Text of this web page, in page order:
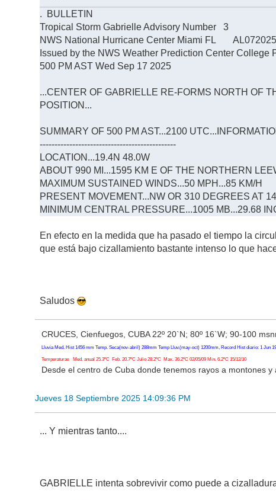
. BULLETIN
Tropical Storm Gabrielle Advisory Number 3
NWS National Hurricane Center Miami FL AL072025
Issued by the NWS Weather Prediction Center College
500 PM AST Wed Sep 17 2025
...CENTER OF GABRIELLE RE-FORMS NORTH OF
POSITION...
SUMMARY OF 500 PM AST...2100
----------------------------------------------
LOCATION...19.4N 48.0W
ABOUT 990 MI...1595 KM E OF THE NORTHERN
MAXIMUM SUSTAINED WINDS...50 MPH...85 KM/H
PRESENT MOVEMENT...NW OR 310 DEGREES AT
MINIMUM CENTRAL PRESSURE...1005 MB...29.68
En efecto en la medida que ha pasado el tiempo la
que está bajo cizallamiento bastante intenso lo que
Saludos
CRUCES, Cienfuegos, CUBA 22º 20`N; 80º 16`W; 90-100
Lluvia Med. Hist 1456 mm Temp. Seca(nov-abril) 288mm Temp Lluv.(may-oct) 1200mm, Record Hist diario: 1 Jun
Temperaturas Med. anual 25.3ºC Feb. 20.7ºC Julio 28.2ºC Max. 36.2ºC 02/05/09 Min. 6.2ºC 15/12/10
Desde el centro de Cuba donde tenemos rayos a montones
Jueves 18 Septiembre 2025 14:09:36 PM
... Y mientras tanto....
GABRIELLE intenta sobrevivir como puede a